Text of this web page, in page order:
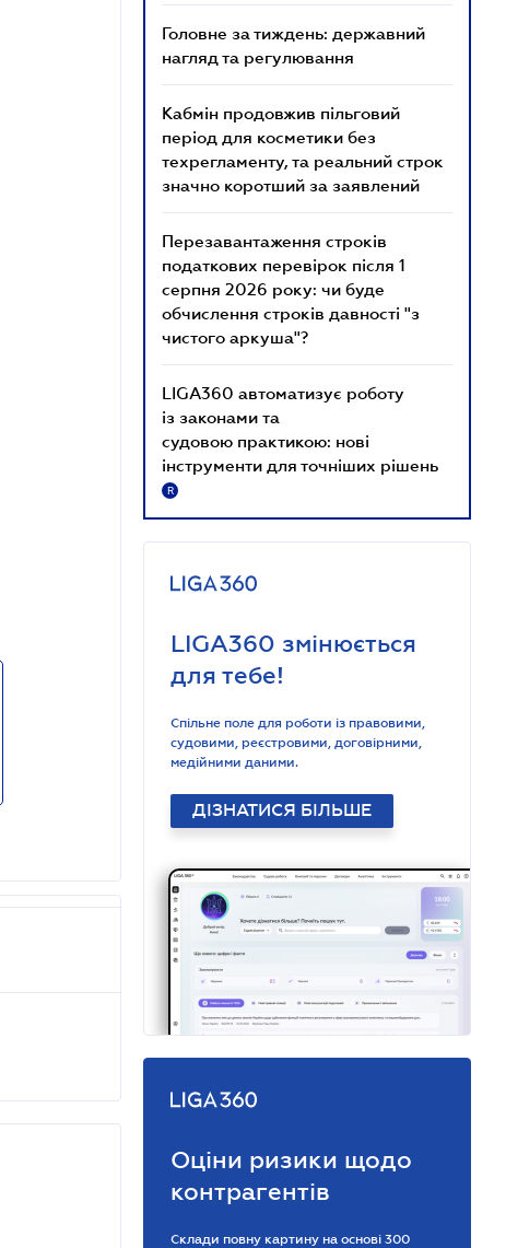
Головне за тиждень: державний
нагляд та регулювання
Кабмін продовжив пільговий
період для косметики без
техрегламенту, та реальний строк
значно коротший за заявлений
Перезавантаження строків
податкових перевірок після 1
серпня 2026 року: чи буде
обчислення строків давності "з
чистого аркуша"?
LIGA360 автоматизує роботу
із законами та
судовою практикою: нові
інструменти для точніших рішень
R
LIGA360 змінюється
для тебе!
Спільне поле для роботи із правовими,
судовими, реєстровими, договірними,
медійними даними.
ДІЗНАТИСЯ БІЛЬШЕ
Оціни ризики щодо
контрагентів
Склади повну картину на основі 300